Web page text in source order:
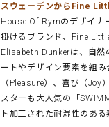
スウェーデンからFine
House Of Rymのデザイナ
掛けるブランド、Fine
Elisabeth Dunkerは、自然
ートやデザイン要素を組
（Pleasure）、喜び（Joy
スターも大人気の「
ト加工された耐湿性のあ